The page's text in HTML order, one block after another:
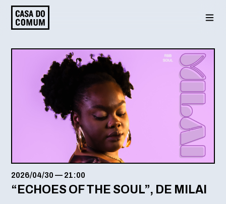
Saltar
para
2026/04/30 — 21:00
“ECHOES OF THE SOUL”, DE MILAI